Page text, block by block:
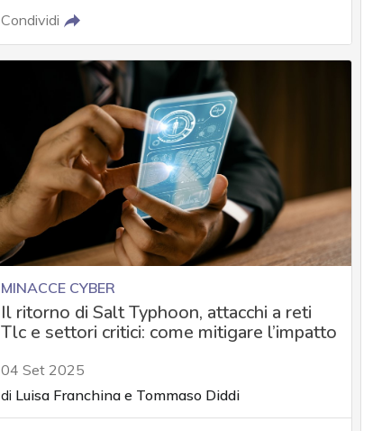
Condividi
MINACCE CYBER
Il ritorno di Salt Typhoon, attacchi a reti
Tlc e settori critici: come mitigare l’impatto
04 Set 2025
di Luisa Franchinae Tommaso Diddi